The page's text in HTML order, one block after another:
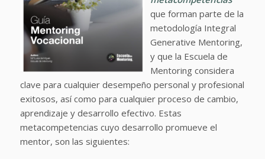
que forman parte de la
metodología Integral
Generative Mentoring,
y que la Escuela de
Mentoring considera
clave para cualquier desempeño personal y profesional
exitosos, así como para cualquier proceso de cambio,
aprendizaje y desarrollo efectivo. Estas
metacompetencias cuyo desarrollo promueve el
mentor, son las siguientes: